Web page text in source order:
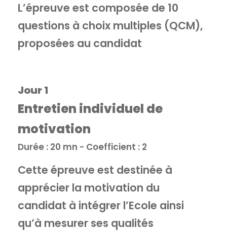
L’épreuve est composée de 10
questions à choix multiples (QCM),
proposées au candidat
Jour 1
Entretien individuel de
motivation
Durée : 20 mn - Coefficient : 2
Cette épreuve est destinée à
apprécier la motivation du
candidat à intégrer l’Ecole ainsi
qu’à mesurer ses qualités